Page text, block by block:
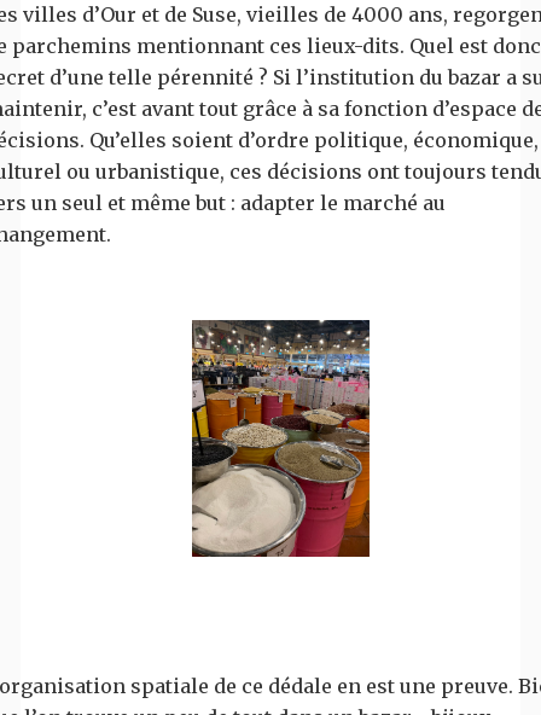
villes d’Our et de Suse, vieilles de 4000 ans,
parchemins mentionnant ces lieux-dits. Quel est
d’une telle pérennité ? Si l’institution du bazar a
c’est avant tout grâce à sa fonction d’espace
Qu’elles soient d’ordre politique, économique,
ou urbanistique, ces décisions ont toujours
un seul et même but : adapter le marché au
spatiale de ce dédale en est une preuve.